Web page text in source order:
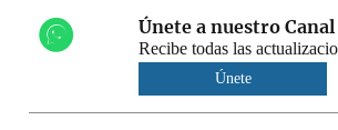
Únete a nuestro
Recibe todas las
Únete